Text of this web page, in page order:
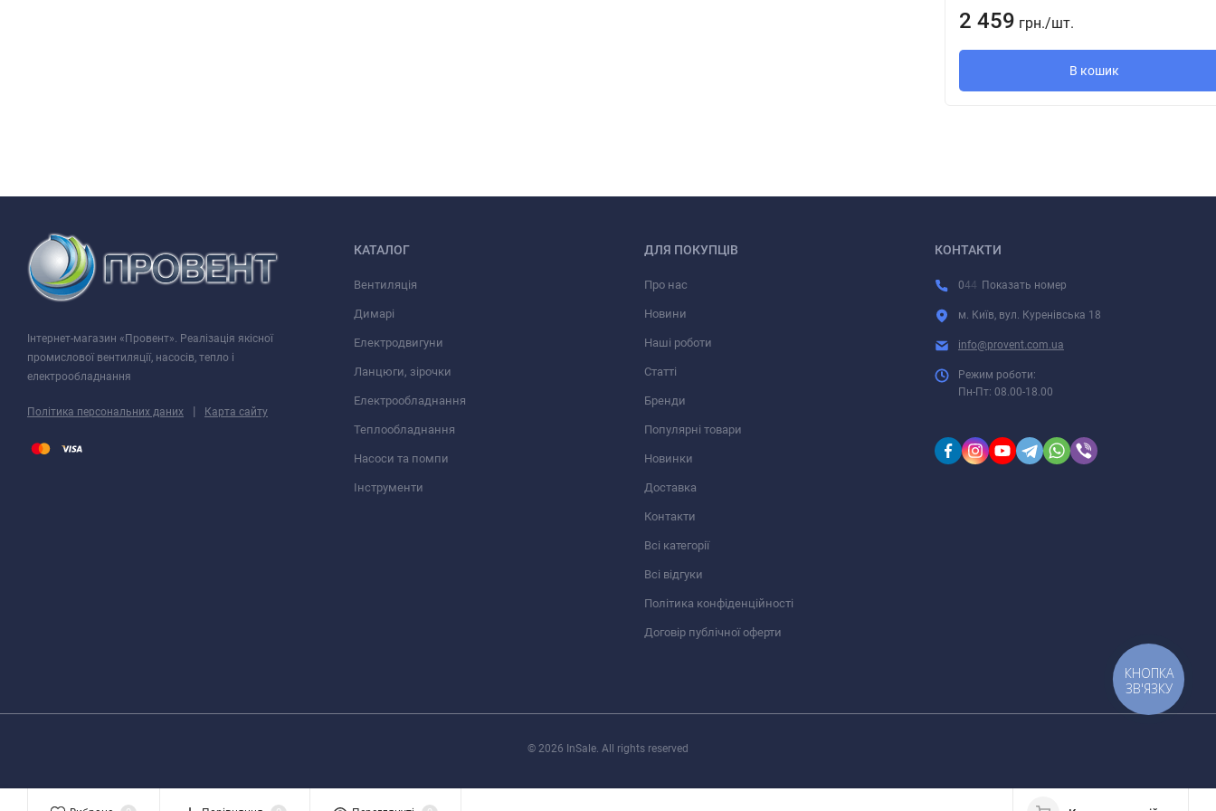
2 459 грн./шт.
В кошик
Інтернет-магазин «Провент». Реалізація якісної
промислової вентиляції, насосів, тепло і
електрообладнання
Політика персональних даних | Карта сайту
КАТАЛОГ
Вентиляція
Димарі
Електродвигуни
Ланцюги, зірочки
Електрообладнання
Теплообладнання
Насоси та помпи
Інструменти
ДЛЯ ПОКУПЦІВ
Про нас
Новини
Наші роботи
Статті
Бренди
Популярні товари
Новинки
Доставка
Контакти
Всі категорії
Всі відгуки
Політика конфіденційності
Договір публічної оферти
КОНТАКТИ
044 Показать номер
м. Київ, вул. Куренівська 18
info@provent.com.ua
Режим роботи:
Пн-Пт: 08.00-18.00
© 2026 InSale. All rights reserved
КНОПКА
ЗВ'ЯЗКУ